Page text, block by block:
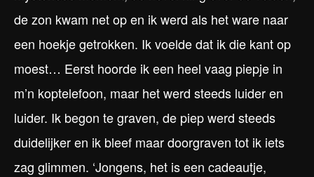
de zon kwam net op en ik werd als het ware naar
een hoekje getrokken. Ik voelde dat ik die kant op
moest… Eerst hoorde ik een heel vaag piepje in
m’n koptelefoon, maar het werd steeds luider en
luider. Ik begon te graven, de piep werd steeds
duidelijker en ik bleef maar doorgraven tot ik iets
zag glimmen. ‘Jongens, het is een cadeautje,